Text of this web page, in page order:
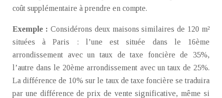
coût supplémentaire à prendre en compte.
Exemple : Considérons deux maisons similaires de 120 m²
situées à Paris : l’une est située dans le 16ème
arrondissement avec un taux de taxe foncière de 35%,
l’autre dans le 20ème arrondissement avec un taux de 25%.
La différence de 10% sur le taux de taxe foncière se traduira
par une différence de prix de vente significative, même si